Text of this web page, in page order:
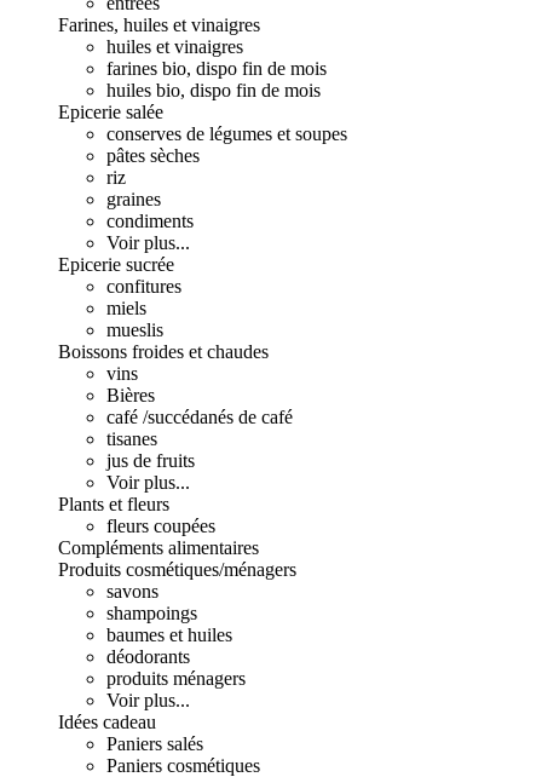
Farines, huiles et vinaigres
huiles et vinaigres
farines bio, dispo fin de mois
huiles bio, dispo fin de mois
Epicerie salée
conserves de légumes et soupes
pâtes sèches
riz
graines
condiments
Voir plus...
Epicerie sucrée
confitures
miels
mueslis
Boissons froides et chaudes
vins
Bières
café /succédanés de café
tisanes
jus de fruits
Voir plus...
Plants et fleurs
fleurs coupées
Compléments alimentaires
Produits cosmétiques/ménagers
savons
shampoings
baumes et huiles
déodorants
produits ménagers
Voir plus...
Idées cadeau
Paniers salés
Paniers cosmétiques